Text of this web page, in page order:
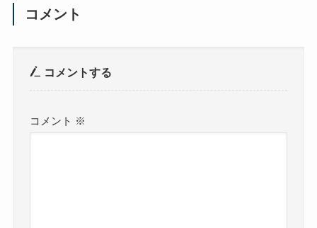
コメント
コメントする
コメント ※